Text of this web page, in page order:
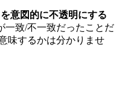
意図的に不透明にする
一致/不一致だったことだ
味するかは分かりませ